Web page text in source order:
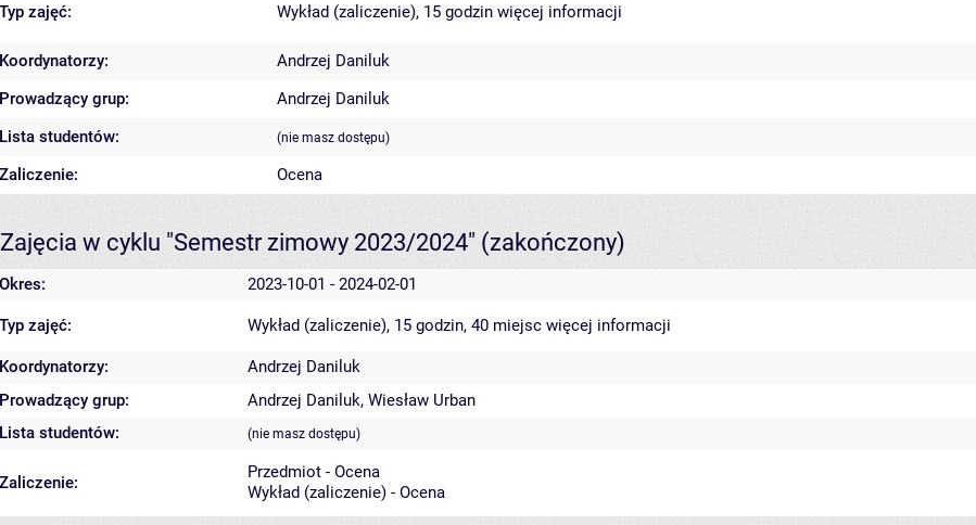
Typ zajęć: Wykład (zaliczenie), 15 godzin więcej informacji
Koordynatorzy:
Andrzej Daniluk
Prowadzący grup:
Andrzej Daniluk
Lista studentów:
(nie masz dostępu)
Zaliczenie: Ocena
Zajęcia w cyklu "Semestr zimowy 2023/2024" (zakończony)
Okres: 2023-10-01 - 2024-02-01
Typ zajęć: Wykład (zaliczenie), 15 godzin, 40 miejsc więcej informacji
Koordynatorzy:
Andrzej Daniluk
Prowadzący grup:
Andrzej Daniluk, Wiesław Urban
Lista studentów:
(nie masz dostępu)
Zaliczenie:
Przedmiot - Ocena
Wykład (zaliczenie) - Ocena